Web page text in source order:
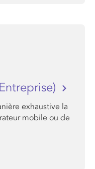
exhaustive la
mobile ou de